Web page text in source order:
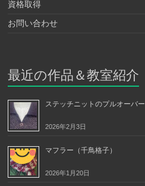
資格取得
お問い合わせ
最近の作品＆教室紹介
ステッチニットのプルオーバー
2026年2月3日
マフラー（千鳥格子）
2026年1月20日